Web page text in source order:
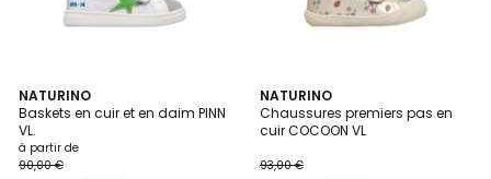
NATURINO
Baskets en cuir et en daim PINN
VL.
à partir de
90,00 €
NATURINO
Chaussures premiers pas en
cuir COCOON VL
93,00 €